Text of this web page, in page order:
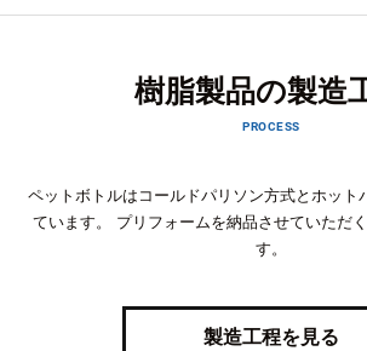
樹脂製品の製造
PROCESS
ペットボトルはコールドパリソン方式とホット
ています。
プリフォームを納品させていただ
す。
製造工程を見る